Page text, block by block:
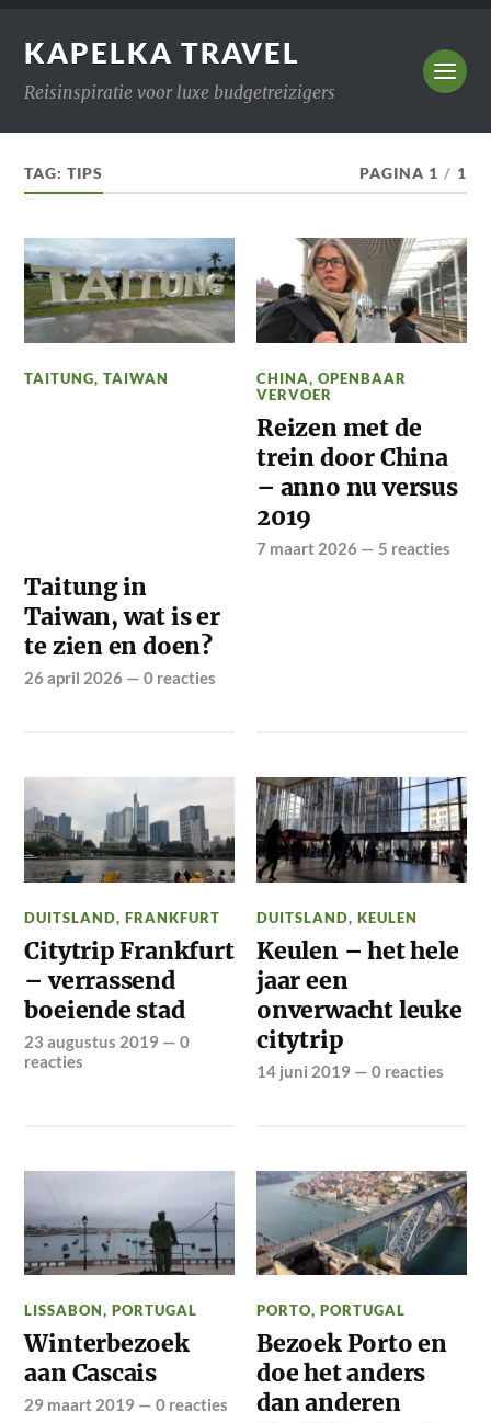
KAPELKA TRAVEL
Reisinspiratie voor luxe budgetreizigers
TAG:TIPS PAGINA 1 / 1
TAITUNG,TAIWAN
Taitung in
Taiwan, wat is er
te zien en doen?
26 april 2026 —0 reacties
CHINA,OPENBAAR
VERVOER
Reizen met de
trein door China
– anno nu versus
2019
7 maart 2026 — 5 reacties
DUITSLAND,FRANKFURT
Citytrip Frankfurt
– verrassend
boeiende stad
23 augustus 2019 —0
reacties
DUITSLAND,KEULEN
Keulen – het hele
jaar een
onverwacht leuke
citytrip
14 juni 2019 —0 reacties
LISSABON,PORTUGAL
Winterbezoek
aan Cascais
29 maart 2019 —0 reacties
PORTO,PORTUGAL
Bezoek Porto en
doe het anders
dan anderen